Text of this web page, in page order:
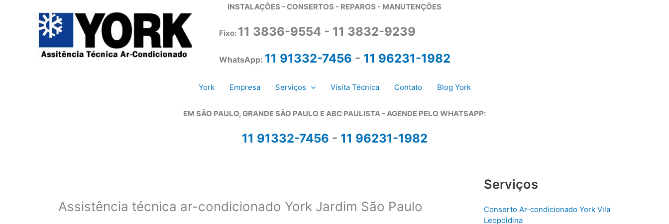
INSTALAÇÕES - CONSERTOS - REPAROS - MANUTENÇÕES
Fixo: 11 3836-9554 - 11 3832-9239
WhatsApp: 11 91332-7456 - 11 96231-1982
York Empresa Serviços Visita Técnica Contato Blog York
EM SÃO PAULO, GRANDE SÃO PAULO E ABC PAULISTA - AGENDE PELO WHATSAPP:
11 91332-7456 - 11 96231-1982
Assistência técnica ar-condicionado York Jardim São Paulo
Serviços
Conserto Ar-condicionado York Vila
Leopoldina